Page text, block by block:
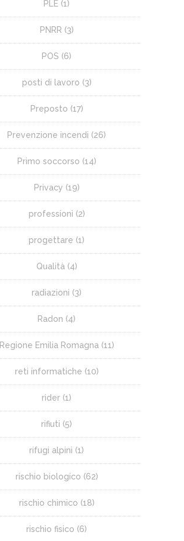
PLE (1)
PNRR (3)
POS (6)
posti di lavoro (3)
Preposto (17)
Prevenzione incendi (26)
Primo soccorso (14)
Privacy (19)
professioni (2)
progettare (1)
Qualità (4)
radiazioni (3)
Radon (4)
Regione Emilia Romagna (11)
reti informatiche (10)
rider (1)
rifiuti (5)
rifugi alpini (1)
rischio biologico (62)
rischio chimico (18)
rischio fisico (6)